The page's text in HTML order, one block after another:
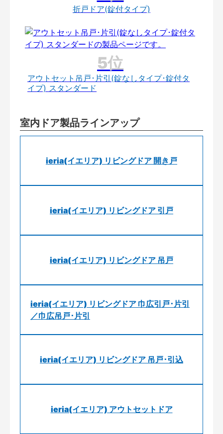
折戸ドア(錠付タイプ)
アウトセット吊戸･片引(錠なしタイプ･錠付タ
イプ) スタンダード
室内ドア製品ラインアップ
ieria(イエリア) リビングドア 開き戸
ieria(イエリア) リビングドア 引戸
ieria(イエリア) リビングドア 吊戸
ieria(イエリア) リビングドア 巾広引戸･片引
／巾広吊戸･片引
ieria(イエリア) リビングドア 吊戸･引込
ieria(イエリア) アウトセットドア